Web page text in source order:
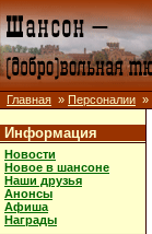
Главная » Персоналии »
Информация
Новости
Новое в шансоне
Наши друзья
Анонсы
Афиша
Награды